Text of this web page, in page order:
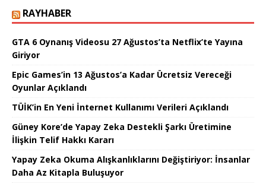
RAYHABER
GTA 6 Oynanış Videosu 27 Ağustos’ta Netflix’te Yayına
Giriyor
Epic Games’in 13 Ağustos’a Kadar Ücretsiz Vereceği
Oyunlar Açıklandı
TÜİK’in En Yeni İnternet Kullanımı Verileri Açıklandı
Güney Kore’de Yapay Zeka Destekli Şarkı Üretimine
İlişkin Telif Hakkı Kararı
Yapay Zeka Okuma Alışkanlıklarını Değiştiriyor: İnsanlar
Daha Az Kitapla Buluşuyor